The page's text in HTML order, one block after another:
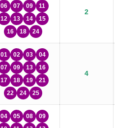
06
07 09
11
12
13 14
15
16
18 24
2
01 02 03
04
07
09 13
16
17
18 19
21
22
24 25
4
04 05 08
09